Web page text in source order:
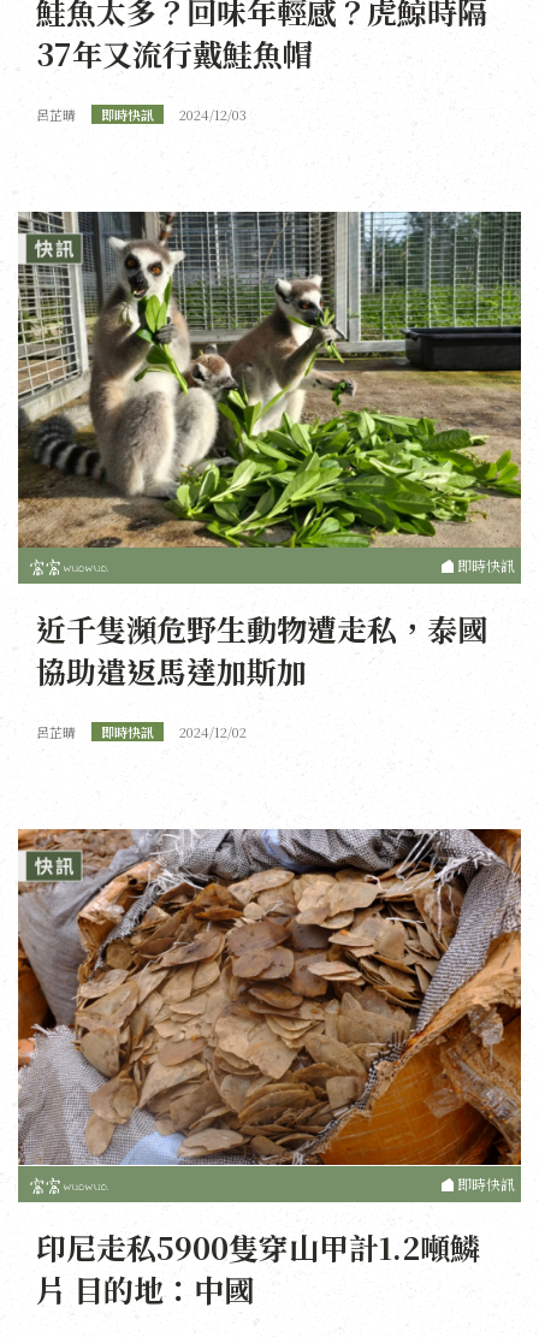
鮭魚太多？回味年輕感？虎鯨時隔
37年又流行戴鮭魚帽
呂芷晴 即時快訊 2024/12/03
即時快訊
近千隻瀕危野生動物遭走私，泰國
協助遣返馬達加斯加
呂芷晴 即時快訊 2024/12/02
即時快訊
印尼走私5900隻穿山甲計1.2噸鱗
片 目的地：中國